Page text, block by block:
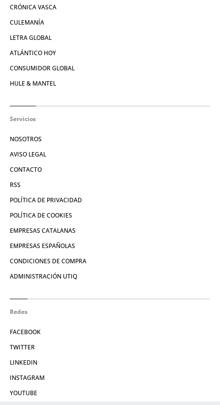
CRÓNICA VASCA
CULEMANÍA
LETRA GLOBAL
ATLÁNTICO HOY
CONSUMIDOR GLOBAL
HULE & MANTEL
Servicios
NOSOTROS
AVISO LEGAL
CONTACTO
RSS
POLÍTICA DE PRIVACIDAD
POLÍTICA DE COOKIES
EMPRESAS CATALANAS
EMPRESAS ESPAÑOLAS
CONDICIONES DE COMPRA
ADMINISTRACIÓN UTIQ
Redes
FACEBOOK
TWITTER
LINKEDIN
INSTAGRAM
YOUTUBE